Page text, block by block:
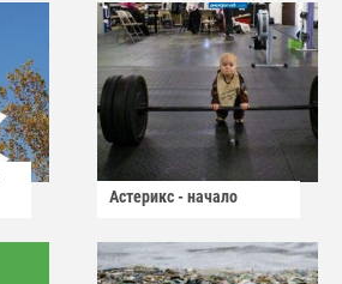
Астерикс - начало